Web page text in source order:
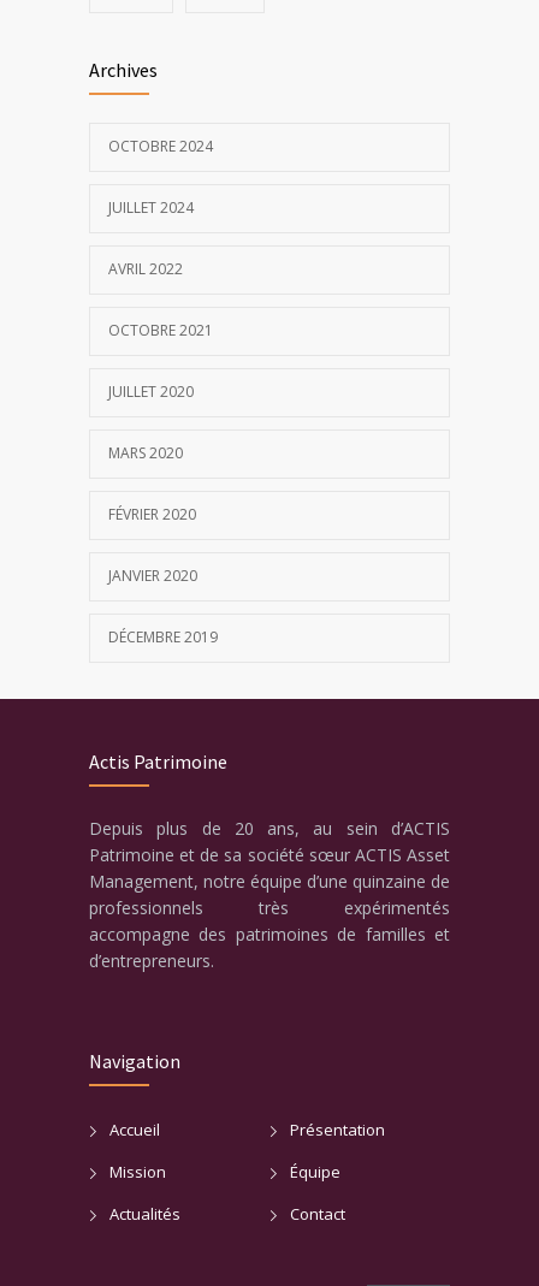
Archives
OCTOBRE 2024
JUILLET 2024
AVRIL 2022
OCTOBRE 2021
JUILLET 2020
MARS 2020
FÉVRIER 2020
JANVIER 2020
DÉCEMBRE 2019
Actis Patrimoine
Depuis plus de 20 ans, au sein d’ACTIS
Patrimoine et de sa société sœur ACTIS Asset
Management, notre équipe d’une quinzaine de
professionnels très expérimentés
accompagne des patrimoines de familles et
d’entrepreneurs.
Navigation
Accueil
Présentation
Mission
Équipe
Actualités
Contact